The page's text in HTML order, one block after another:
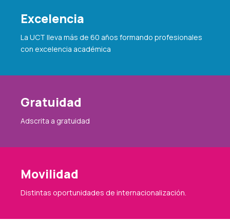
Excelencia
La UCT lleva más de 60 años formando profesionales
con excelencia académica
Gratuidad
Adscrita a gratuidad
Movilidad
Distintas oportunidades de internacionalización.